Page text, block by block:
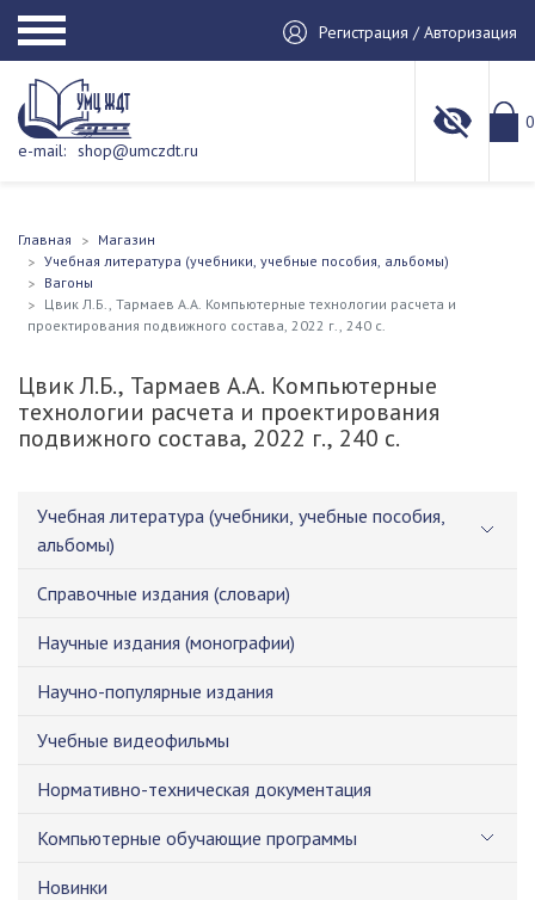
Регистрация / Авторизация
e-mail: shop@umczdt.ru
0
Главная
Магазин
Учебная литература (учебники, учебные пособия, альбомы)
Вагоны
Цвик Л.Б., Тармаев А.А. Компьютерные технологии расчета и
проектирования подвижного состава, 2022 г., 240 с.
Цвик Л.Б., Тармаев А.А. Компьютерные
технологии расчета и проектирования
подвижного состава, 2022 г., 240 с.
Учебная литература (учебники, учебные пособия,
альбомы)
Справочные издания (словари)
Научные издания (монографии)
Научно-популярные издания
Учебные видеофильмы
Нормативно-техническая документация
Компьютерные обучающие программы
Новинки